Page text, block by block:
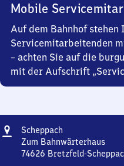
Mobile
Auf dem Bahnhof stehen
Servicemitarbeitenden
– achten Sie auf die
mit der Aufschrift
Adresse
Scheppach
Zum Bahnwärterhaus
74626 Bretzfeld-